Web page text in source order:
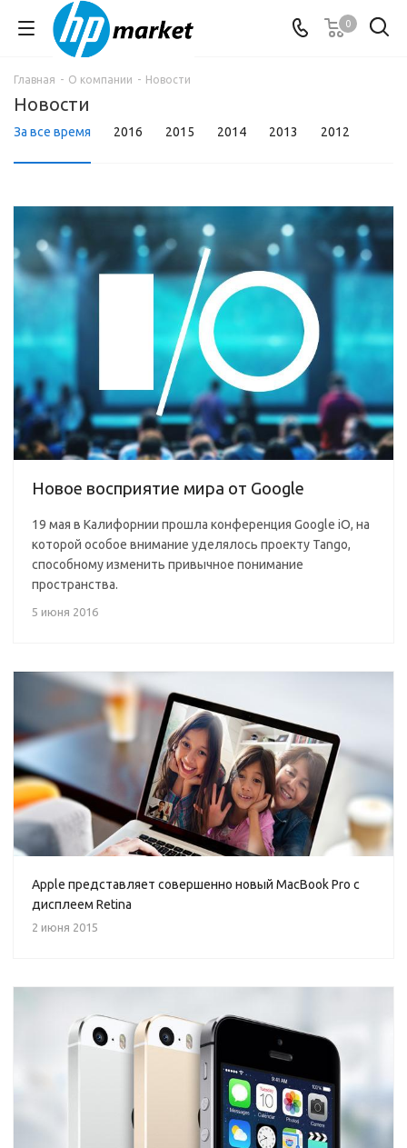
0
Главная - О компании - Новости
Новости
За все время 2016 2015 2014 2013 2012
Новое восприятие мира от Google
19 мая в Калифорнии прошла конференция Google iO, на
которой особое внимание уделялось проекту Tango,
способному изменить привычное понимание
пространства.
5 июня 2016
Apple представляет совершенно новый MacBook Pro с
дисплеем Retina
2 июня 2015